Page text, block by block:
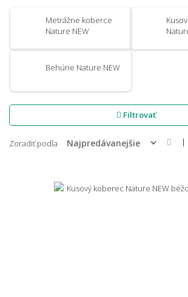
sú ideálnou voľbou pre celú domácnosť so
sa hodí do obývacej izby, kuchyne aj na
Ďalšou výhodou tohto radu je možnosť pokládky
sa stane skvelým doplnkom každej domácnosti.
Metrážne koberce
Nature NEW
Behúne Nature NEW
Filtrovať
Zoradiť podľa |